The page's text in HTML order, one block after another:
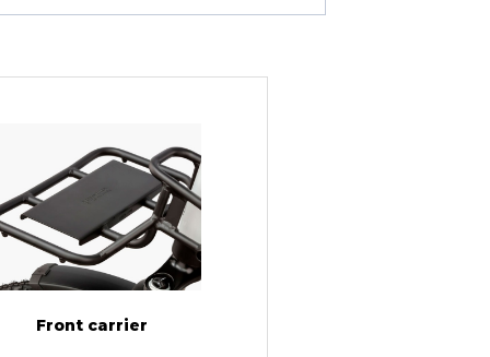
Front carrier